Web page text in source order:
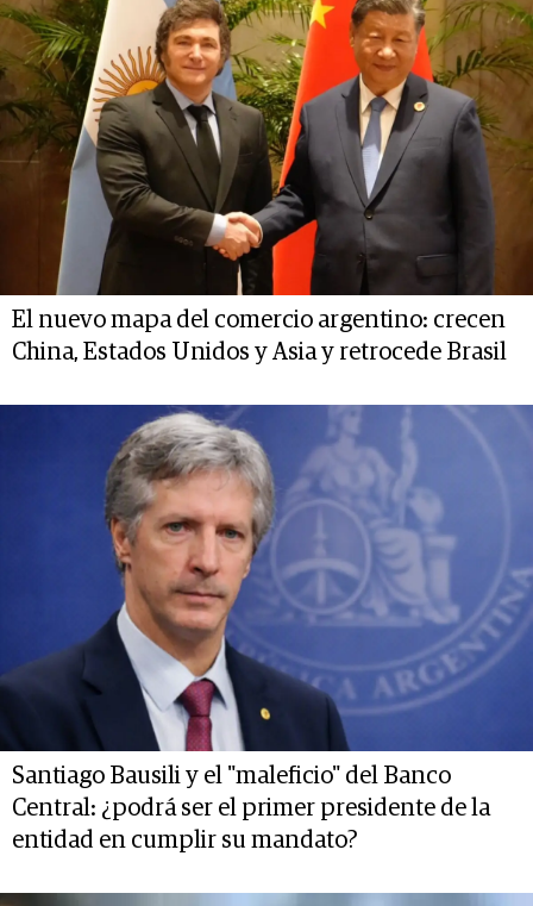
El nuevo mapa del comercio argentino: crecen
China, Estados Unidos y Asia y retrocede Brasil
Santiago Bausili y el "maleficio" del Banco
Central: ¿podrá ser el primer presidente de la
entidad en cumplir su mandato?